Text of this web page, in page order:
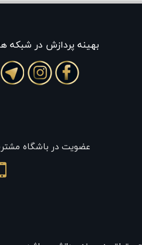
بهينه پردازش در شبکه
عضویت در باشگاه